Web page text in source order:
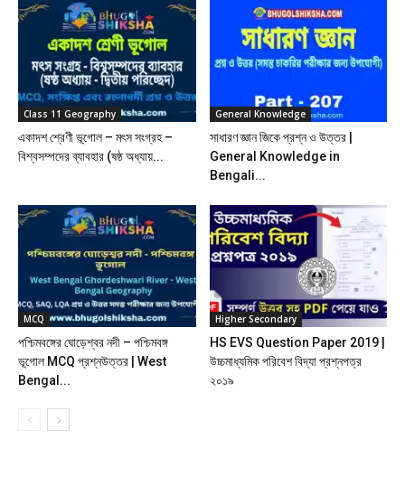
Class 11 Geography
একাদশ শ্রেণী ভূগোল – মৎস সংগ্রহ –
বিশ্বসম্পদের ব্যাবহার (ষষ্ঠ অধ্যায়...
General Knowledge
সাধারণ জ্ঞান জিকে প্রশ্ন ও উত্তর |
General Knowledge in
Bengali...
MCQ
পশ্চিমবঙ্গের ঘোড়েশ্বর নদী – পশ্চিমবঙ্গ
ভূগোল MCQ প্রশ্নউত্তর | West
Bengal...
Higher Secondary
HS EVS Question Paper 2019 |
উচ্চমাধ্যমিক পরিবেশ বিদ্যা প্রশ্নপত্র
২০১৯